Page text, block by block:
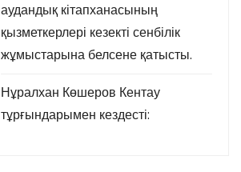
аудандық кітапханасының
қызметкерлері кезекті сенбілік
жұмыстарына белсене қатысты.
Нұралхан Көшеров Кентау
тұрғындарымен кездесті: